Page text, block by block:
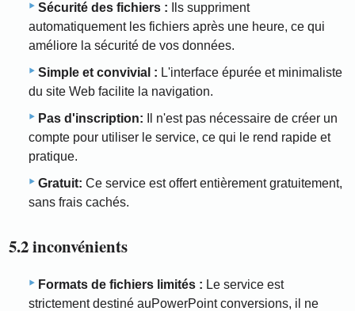
Sécurité des fichiers : Ils suppriment
automatiquement les fichiers après une heure, ce qui
améliore la sécurité de vos données.
Simple et convivial : L'interface épurée et minimaliste
du site Web facilite la navigation.
Pas d'inscription: Il n'est pas nécessaire de créer un
compte pour utiliser le service, ce qui le rend rapide et
pratique.
Gratuit: Ce service est offert entièrement gratuitement,
sans frais cachés.
5.2 inconvénients
Formats de fichiers limités : Le service est
strictement destiné auPowerPoint conversions, il ne